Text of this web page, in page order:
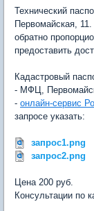
Технический
Первомайская,
обратно
предоставить
Кадастровый
- МФЦ,
- онлайн-сервис
запросе указать:
запрос1.png
запрос2.png
Цена 200 руб.
Консультации по